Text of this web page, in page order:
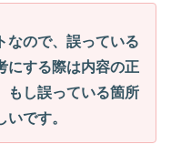
なので、誤っている
にする際は内容の正
もし誤っている箇所
です。